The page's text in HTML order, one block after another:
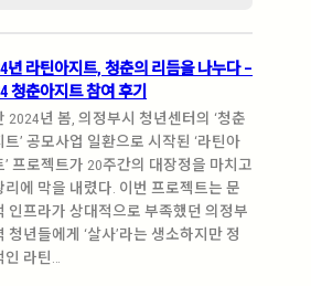
년 라틴아지트, 청춘의 리듬을 나누다 –
청춘아지트 참여 후기
2024년 봄, 의정부시 청년센터의 ‘청춘
트’ 공모사업 일환으로 시작된 ‘라틴아
’ 프로젝트가 20주간의 대장정을 마치고
리에 막을 내렸다. 이번 프로젝트는 문
인프라가 상대적으로 부족했던 의정부
청년들에게 ‘살사’라는 생소하지만 정
인 라틴…